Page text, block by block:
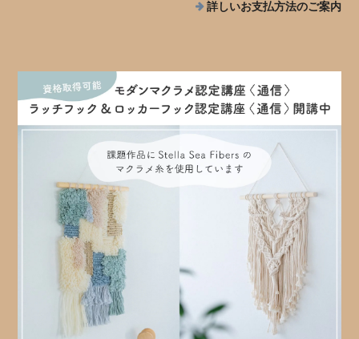
詳しいお支払方法のご案内